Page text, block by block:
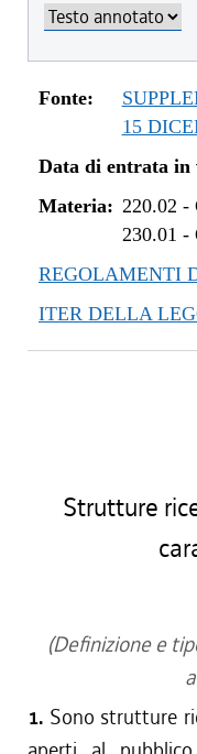
Fonte:
15
Data di entrata in
Materia: 220.02 -
230.01 -
REGOLAMENTI
ITER DELLA
Strutture
(Definizione e
1. Sono strutture